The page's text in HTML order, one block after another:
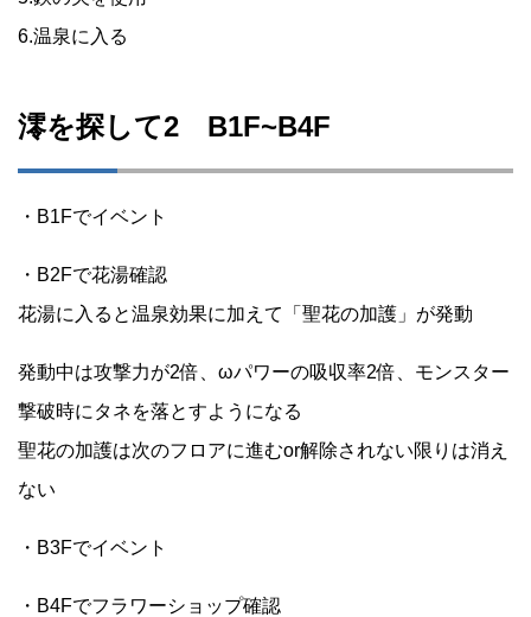
6.温泉に入る
澪を探して2 B1F~B4F
・B1Fでイベント
・B2Fで花湯確認
花湯に入ると温泉効果に加えて「聖花の加護」が発動
発動中は攻撃力が2倍、ωパワーの吸収率2倍、モンスター
撃破時にタネを落とすようになる
聖花の加護は次のフロアに進むor解除されない限りは消え
ない
・B3Fでイベント
・B4Fでフラワーショップ確認